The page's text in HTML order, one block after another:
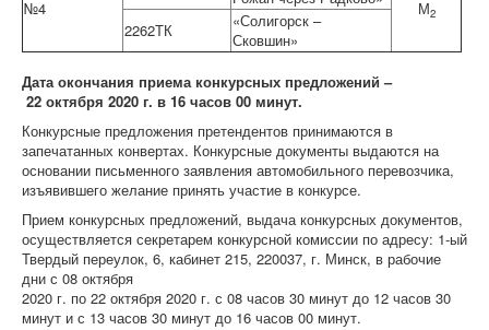
№4 М2
2262ТК
«Солигорск –
Сковшин»
Дата окончания приема конкурсных предложений –
22 октября 2020 г. в 16 часов 00 минут.
Конкурсные предложения претендентов принимаются в
запечатанных конвертах. Конкурсные документы выдаются на
основании письменного заявления автомобильного перевозчика,
изъявившего желание принять участие в конкурсе.
Прием конкурсных предложений, выдача конкурсных документов,
осуществляется секретарем конкурсной комиссии по адресу: 1-ый
Твердый переулок, 6, кабинет 215, 220037, г. Минск, в рабочие
дни с 08 октября
2020 г. по 22 октября 2020 г. с 08 часов 30 минут до 12 часов 30
минут и с 13 часов 30 минут до 16 часов 00 минут.